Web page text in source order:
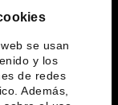
se usan
y los
de redes
Además,